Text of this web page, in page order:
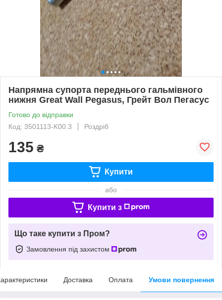
Напрямна супорта переднього гальмівного
нижня Great Wall Pegasus, Грейт Вол Пегасус
Готово до відправки
Код: 3501113-K00.3
Роздріб
135 ₴
Купити
або
Купити з
Що таке купити з Пром?
Замовлення під захистом
Доставка Оплата Умови повернення